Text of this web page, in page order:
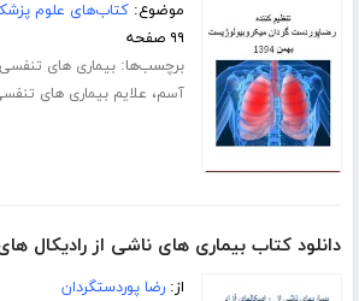
موضوع:کتاب‌های علوم
۹۹ صفحه
برچسب‌ها:بیماری های تنفسی
آسم، علایم بیماری های
دانلود کتاب بیماری های ناشی از رادیکال
از:رضا پوردستگردان